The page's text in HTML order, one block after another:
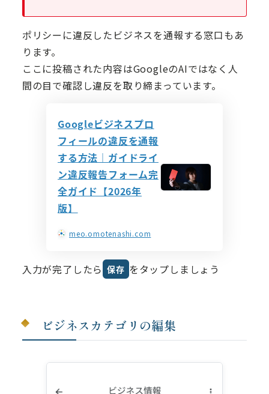
ポリシーに違反したビジネスを通報する窓口もあ
ります。
ここに投稿された内容はGoogleのAIではなく人
間の目で確認し違反を取り締まっています。
Googleビジネスプロ
フィールの違反を通報
する方法｜ガイドライ
ン違反報告フォーム完
全ガイド【2026年
版】
meo.omotenashi.com
入力が完了したら 保存 をタップしましょう
ビジネスカテゴリの編集